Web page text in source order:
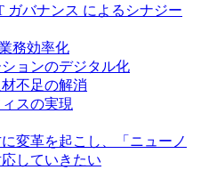
ガバナンス によるシナジー
務効率化
ョンのデジタル化
不足の解消
スの実現
変革を起こし、「ニューノ
していきたい